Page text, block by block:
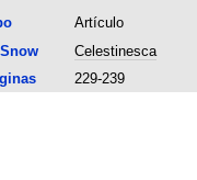
Artículo
Snow
Celestinesca
229-239